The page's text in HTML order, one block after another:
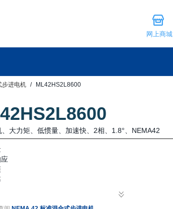
网上商城
步进电机 ML42HS2L8600
、大力矩、低惯量、加速快、2相、1.8°、NEMA42